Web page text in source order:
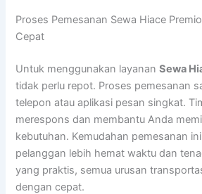
Proses Pemesanan Sewa Hiace
Cepat
Untuk menggunakan layananSewa
tidak perlu repot. Proses pemesanan
telepon atau aplikasi pesan singkat.
merespons dan membantu Anda
kebutuhan. Kemudahan pemesanan
pelanggan lebih hemat waktu dan
yang praktis, semua urusan
dengan cepat.